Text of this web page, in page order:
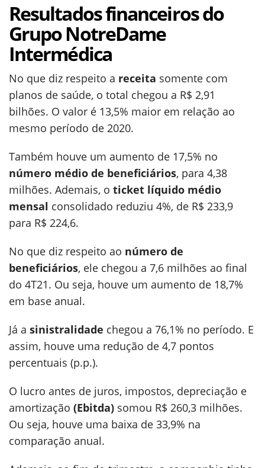
Resultados financeiros do
Grupo NotreDame
Intermédica
No que diz respeito a receita somente com
planos de saúde, o total chegou a R$ 2,91
bilhões. O valor é 13,5% maior em relação ao
mesmo período de 2020.
Também houve um aumento de 17,5% no
número médio de beneficiários, para 4,38
milhões. Ademais, o ticket líquido médio
mensal consolidado reduziu 4%, de R$ 233,9
para R$ 224,6.
No que diz respeito ao número de
beneficiários, ele chegou a 7,6 milhões ao final
do 4T21. Ou seja, houve um aumento de 18,7%
em base anual.
Já a sinistralidade chegou a 76,1% no período. E
assim, houve uma redução de 4,7 pontos
percentuais (p.p.).
O lucro antes de juros, impostos, depreciação e
amortização (Ebitda) somou R$ 260,3 milhões.
Ou seja, houve uma baixa de 33,9% na
comparação anual.